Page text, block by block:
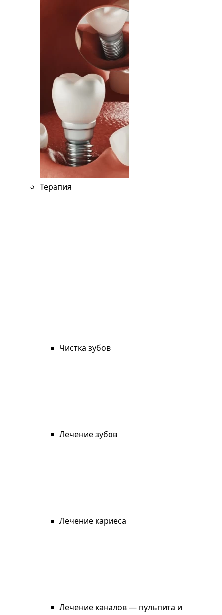
Терапия
Чистка зубов
Лечение зубов
Лечение кариеса
Лечение каналов — пульпита и